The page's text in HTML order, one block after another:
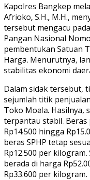
Kapolres Bangkep
Afrioko, S.H., M.H.,
tersebut mengacu
Pangan Nasional
pembentukan Satuan
Harga. Menurutnya,
stabilitas ekonomi
Dalam sidak tersebut,
sejumlah titik
Toko Moala. Hasilnya,
terpantau stabil.
Rp14.500 hingga
beras SPHP tetap
Rp12.500 per
berada di harga
Rp33.600 per kilogram.